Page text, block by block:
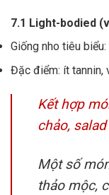
7.1 Light-bodied
Giống nho tiêu
Đặc điểm: ít tannin,
Kết hợp
chảo,
Một số
thảo mộc,